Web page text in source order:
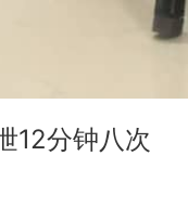
12分钟八次